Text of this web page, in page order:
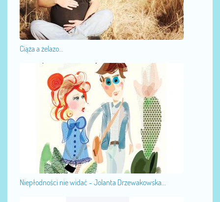
Ciąża a żelazo...
Niepłodności nie widać - Jolanta Drzewakowska...